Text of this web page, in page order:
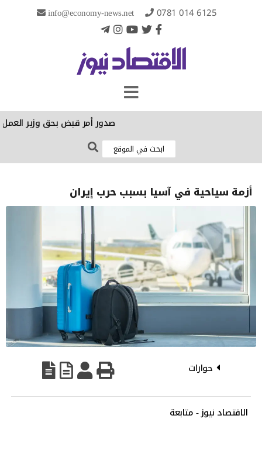
info@economy-news.net 0781 014 6125
صدور أمر قبض بحق وزير العمل
أزمة سياحية في آسيا بسبب حرب إيران
حوارات
الاقتصاد نيوز - متابعة